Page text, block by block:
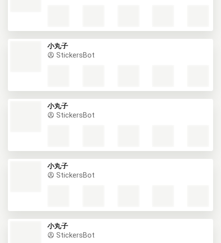
小丸子
StickersBot
小丸子
StickersBot
小丸子
StickersBot
小丸子
StickersBot